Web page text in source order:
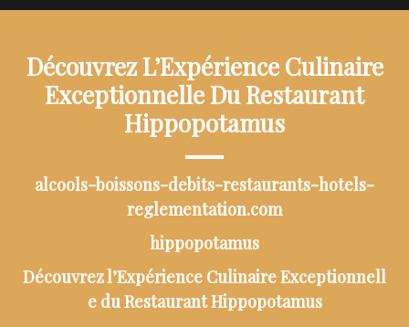
Découvrez L’Expérience Culinaire
Exceptionnelle Du Restaurant
Hippopotamus
alcools-boissons-debits-restaurants-hotels-
reglementation.com
hippopotamus
Découvrez l’Expérience Culinaire Exceptionnell
e du Restaurant Hippopotamus